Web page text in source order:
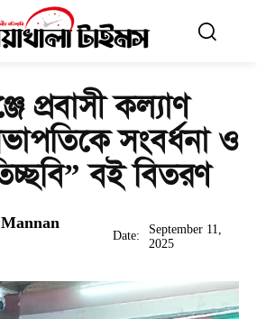
প্রবাসী কল্যাণ
সংবর্ধনা ও
বই বিতরণ
Date:
September 11,
2025